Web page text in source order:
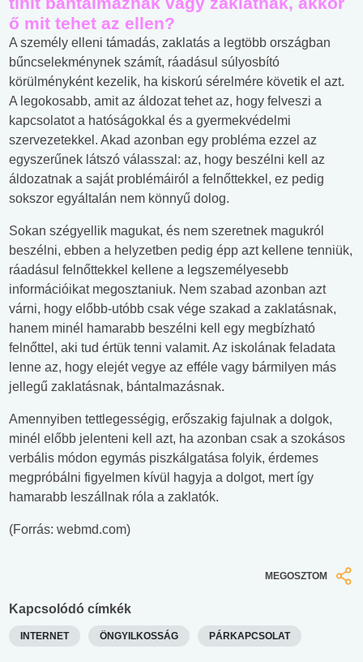
ő mit tehet az ellen?
A személy elleni támadás, zaklatás a legtöbb országban
bűncselekménynek számít, ráadásul súlyosbító
körülményként kezelik, ha kiskorú sérelmére követik el azt.
A legokosabb, amit az áldozat tehet az, hogy felveszi a
kapcsolatot a hatóságokkal és a gyermekvédelmi
szervezetekkel. Akad azonban egy probléma ezzel az
egyszerűnek látszó válasszal: az, hogy beszélni kell az
áldozatnak a saját problémáiról a felnőttekkel, ez pedig
sokszor egyáltalán nem könnyű dolog.
Sokan szégyellik magukat, és nem szeretnek magukról
beszélni, ebben a helyzetben pedig épp azt kellene tenniük,
ráadásul felnőttekkel kellene a legszemélyesebb
információikat megosztaniuk. Nem szabad azonban azt
várni, hogy előbb-utóbb csak vége szakad a zaklatásnak,
hanem minél hamarabb beszélni kell egy megbízható
felnőttel, aki tud értük tenni valamit. Az iskolának feladata
lenne az, hogy elejét vegye az efféle vagy bármilyen más
jellegű zaklatásnak, bántalmazásnak.
Amennyiben tettlegességig, erőszakig fajulnak a dolgok,
minél előbb jelenteni kell azt, ha azonban csak a szokásos
verbális módon egymás piszkálgatása folyik, érdemes
megpróbálni figyelmen kívül hagyja a dolgot, mert így
hamarabb leszállnak róla a zaklatók.
(Forrás: webmd.com)
MEGOSZTOM
Kapcsolódó címkék
INTERNET ÖNGYILKOSSÁG PÁRKAPCSOLAT